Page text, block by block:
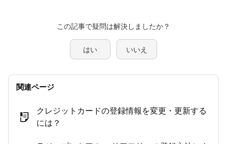
この記事で疑問は解決しましたか？
はい いいえ
関連ページ
クレジットカードの登録情報を変更・更新する
には？